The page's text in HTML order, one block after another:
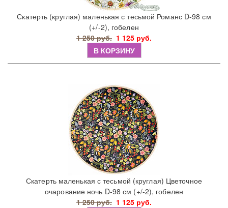
Скатерть (круглая) маленькая с тесьмой Романс D-98 см
(+/-2), гобелен
1 250 руб. 1 125 руб.
В КОРЗИНУ
Скатерть маленькая с тесьмой (круглая) Цветочное
очарование ночь D-98 см (+/-2), гобелен
1 250 руб. 1 125 руб.